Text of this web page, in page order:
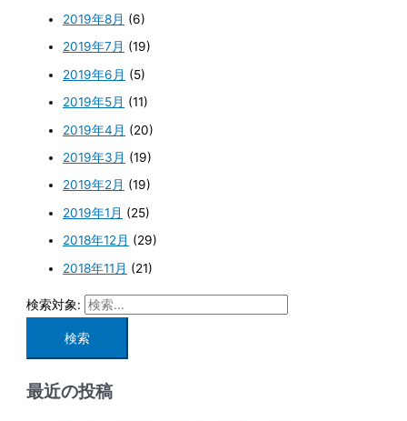
2019年8月 (6)
2019年7月 (19)
2019年6月 (5)
2019年5月 (11)
2019年4月 (20)
2019年3月 (19)
2019年2月 (19)
2019年1月 (25)
2018年12月 (29)
2018年11月 (21)
検索対象:
最近の投稿